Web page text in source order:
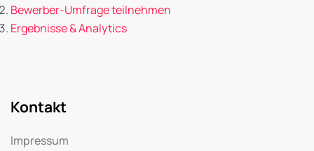
Bewerber-Umfrage teilnehmen
Ergebnisse & Analytics
Kontakt
Impressum